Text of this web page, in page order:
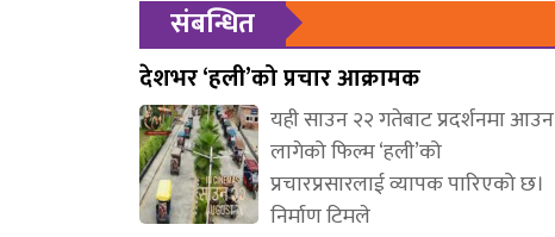
संबन्धित
देशभर ‘हली’को प्रचार आक्रामक
यही साउन २२ गतेबाट प्रदर्शनमा आउन
लागेको फिल्म ‘हली’को
प्रचारप्रसारलाई व्यापक पारिएको छ।
निर्माण टिमले